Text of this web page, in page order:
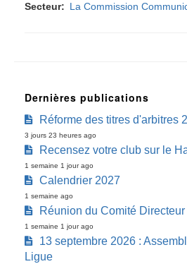
Secteur La Commission
Dernières publications
Réforme des titres d'arbitres
3 jours 23 heures ago
Recensez votre club sur le
1 semaine 1 jour ago
Calendrier 2027
1 semaine ago
Réunion du Comité
1 semaine 1 jour ago
13 septembre 2026 :
Ligue